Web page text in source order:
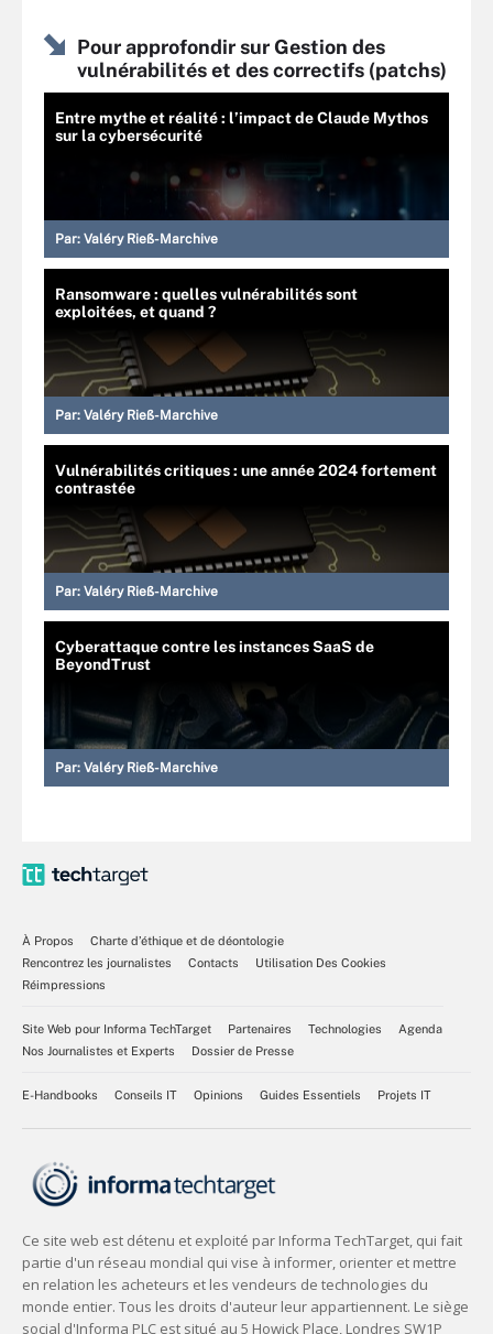
Pour approfondir sur Gestion des
vulnérabilités et des correctifs (patchs)
Entre mythe et réalité : l’impact de Claude Mythos
sur la cybersécurité
Par: Valéry Rieß-Marchive
Ransomware : quelles vulnérabilités sont
exploitées, et quand ?
Par: Valéry Rieß-Marchive
Vulnérabilités critiques : une année 2024 fortement
contrastée
Par: Valéry Rieß-Marchive
Cyberattaque contre les instances SaaS de
BeyondTrust
Par: Valéry Rieß-Marchive
À Propos
Charte d’éthique et de déontologie
Rencontrez les journalistes
Contacts
Utilisation Des Cookies
Réimpressions
Site Web pour Informa TechTarget Partenaires Technologies
Agenda
Nos Journalistes et Experts
Dossier de Presse
E-Handbooks Conseils IT Opinions Guides Essentiels Projets IT